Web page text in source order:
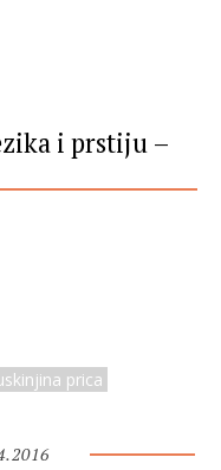
i prstiju –
prica